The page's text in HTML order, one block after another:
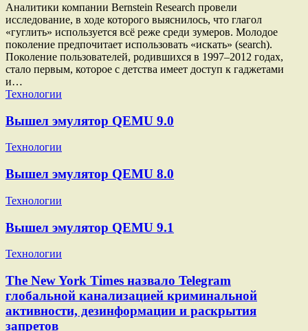
Аналитики компании Bernstein Research провели
исследование, в ходе которого выяснилось, что глагол
«гуглить» используется всё реже среди зумеров. Молодое
поколение предпочитает использовать «искать» (search).
Поколение пользователей, родившихся в 1997–2012 годах,
стало первым, которое с детства имеет доступ к гаджетами
и…
Технологии
Вышел эмулятор QEMU 9.0
Технологии
Вышел эмулятор QEMU 8.0
Технологии
Вышел эмулятор QEMU 9.1
Технологии
The New York Times назвало Telegram
глобальной канализацией криминальной
активности, дезинформации и раскрытия
запретов